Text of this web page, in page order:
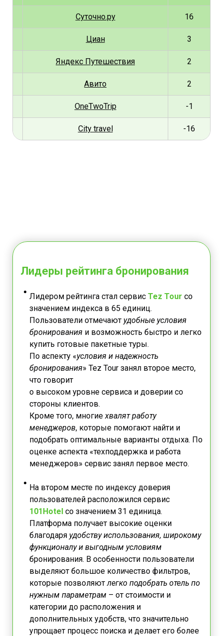
Суточно.ру 16
Циан 3
Яндекс Путешествия 2
Авито 2
OneTwoTrip -1
City travel -16
Лидеры рейтинга бронирования
Лидером рейтинга стал сервис Tez Tour со
значением индекса в 65 единиц.
Пользователи отмечают удобные условия
бронирования и возможность быстро и легко
купить готовые пакетные туры.
По аспекту «условия и надежность
бронирования» Tez Tour занял второе место,
что говорит
о высоком уровне сервиса и доверии со
стороны клиентов.
Кроме того, многиехвалят работу
менеджеров, которые помогают найти и
подобрать оптимальные варианты отдыха. По
оценке аспекта «техподдержка и работа
менеджеров» сервис занял первое место.
На втором месте по индексу доверия
пользователей расположился сервис
101Hotel со значением 31 единица.
Платформа получает высокие оценки
благодаря удобству использования, широкому
функционалу и выгодным условиям
бронирования. В особенности пользователи
выделяют большое количество фильтров,
которые позволяютлегко подобрать отель по
нужным параметрам – от стоимости и
категории до расположения и
дополнительных удобств, что значительно
упрощает процесс поиска и делает его более